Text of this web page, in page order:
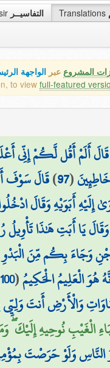
التفاسيــر Translations
المشروع عبر الواجهة
to view full-featured
أَلَمْ أَقُل لَّكُمْ إِنِّي
خَاطِئِينَ(
97
)قَالَ سَوْفَ
أَبَوَيْهِ وَقَالَ
يَا أَبَتِ هَٰذَا
وَجَاءَ بِكُم مِّنَ
هُوَ الْعَلِيمُ الْحَكِيمُ(
100
وَالْأَرْضِ أَنتَ وَلِيِّي
الْغَيْبِ نُوحِيهِ إِلَيْكَ
وَلَوْ حَرَصْتَ